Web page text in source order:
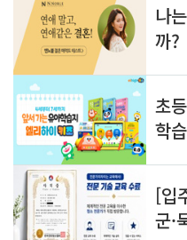
ABOUT
ME
알
아
두
면
쓸
모
LINK
ADMIN
admin
글
쓰
기